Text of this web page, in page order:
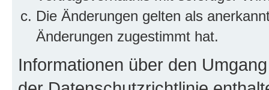
Die Änderungen gelten als
Änderungen zugestimmt hat.
Informationen über den